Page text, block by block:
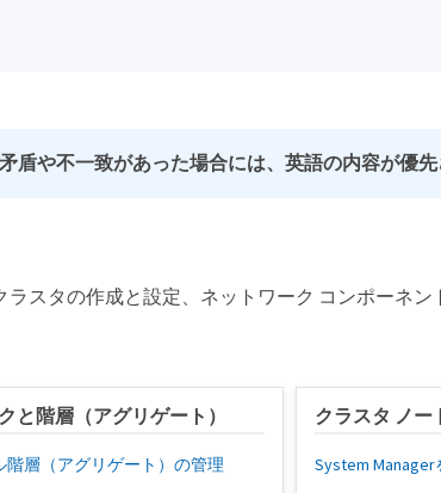
盾や不一致があった場合には、英語の内容が優先
スタの作成と設定、ネットワーク コンポーネン
と階層（アグリゲート）
階層（アグリゲート）の管理
クラスタ ノー
System